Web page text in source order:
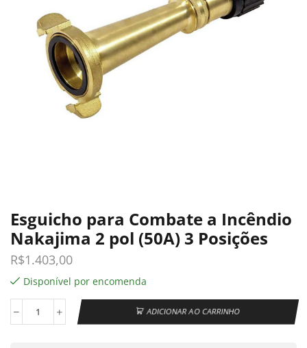
Esguicho para Combate a Incêndio
Nakajima 2 pol (50A) 3 Posições
R$1.403,00
Disponível por encomenda
ADICIONAR AO CARRINHO